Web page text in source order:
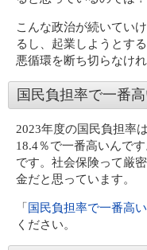
こんな政治が続いてい
るし、起業しようとす
悪循環を断ち切らなけ
国民負担率で一番
2023年度の国民負担率
18.4％で一番高いんで
です。社会保険って厳
金だと思っています。
「 国民負担率で一番高
ください。